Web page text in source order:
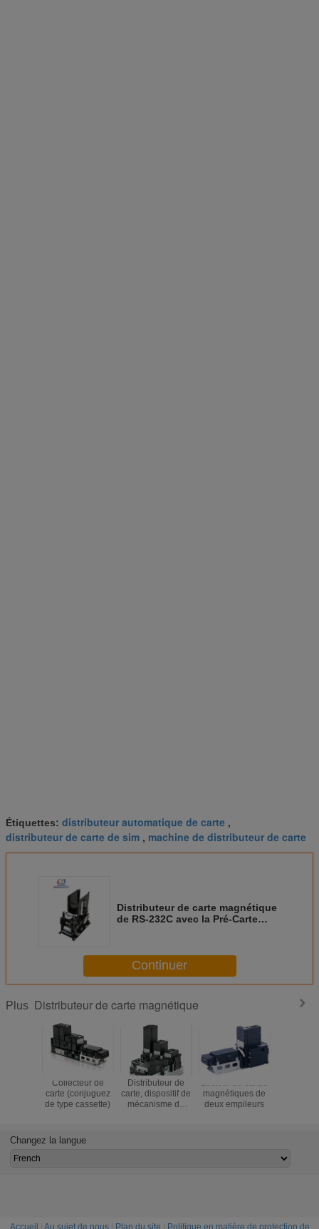
Étiquettes: distributeur automatique de carte ,
distributeur de carte de sim , machine de distributeur de carte
Distributeur de carte magnétique
de RS-232C avec la Pré-Carte
Continuer
Plus Distributeur de carte magnétique
Collecteur de
carte (conjuguez
de type cassette)
Distributeur de
carte, dispositif de
mécanisme de
Lecteur de cartes
magnétiques de
deux empileurs
Changez la langue
Accueil Au sujet de nous| Plan du site Politique en matière de protection de